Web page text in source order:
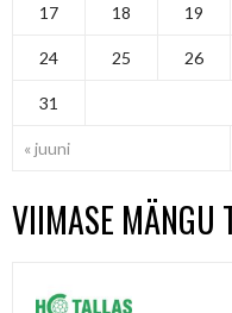
« juuni
17 18 19
24 25 26
31
VIIMASE MÄNGU